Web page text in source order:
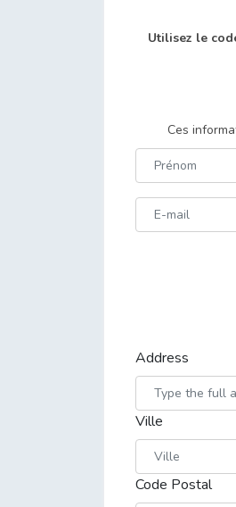
Utilisez le
Ces
Address
Ville
Code Postal